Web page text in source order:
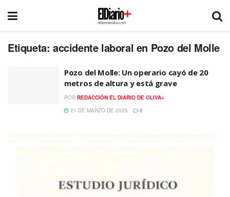
Etiqueta: accidente laboral en Pozo del Molle
Pozo del Molle: Un operario cayó de 20
metros de altura y está grave
POR REDACCIÓN EL DIARIO DE OLIVA+
21 DE MARZO DE 2025
0